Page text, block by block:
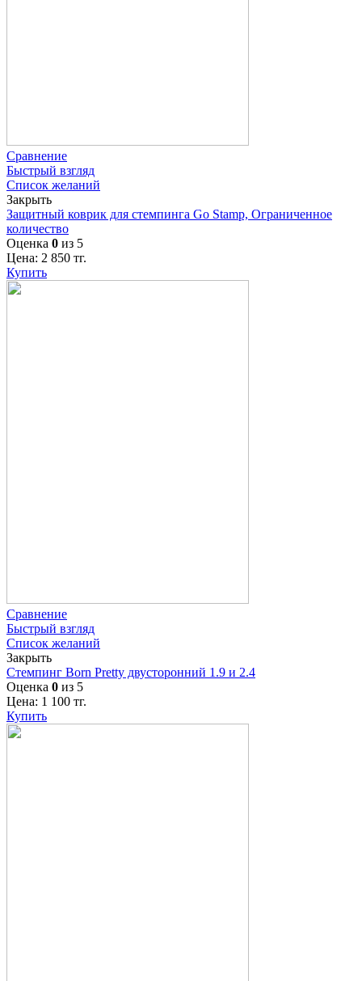
Сравнение
Быстрый взгляд
Список желаний
Закрыть
Защитный коврик для стемпинга Go Stamp, Ограниченное
количество
Оценка 0 из 5
Цена: 2 850 тг.
Купить
Сравнение
Быстрый взгляд
Список желаний
Закрыть
Стемпинг Born Pretty двусторонний 1.9 и 2.4
Оценка 0 из 5
Цена: 1 100 тг.
Купить